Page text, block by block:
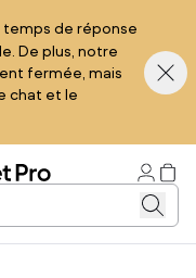
temps de réponse
De plus, notre
fermée, mais
chat et le